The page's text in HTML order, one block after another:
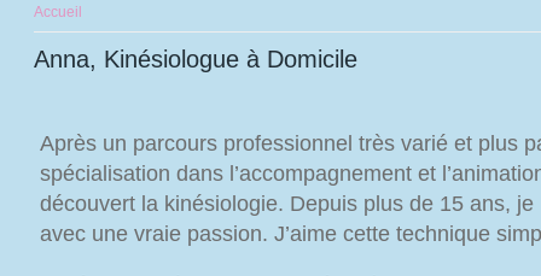
Vous êtes ici
Accueil
Anna, Kinésiologue à Domicile
Après un parcours professionnel très varié et plus
spécialisation dans l’accompagnement et
découvert la kinésiologie. Depuis plus de 15 ans,
avec une vraie passion. J’aime cette technique